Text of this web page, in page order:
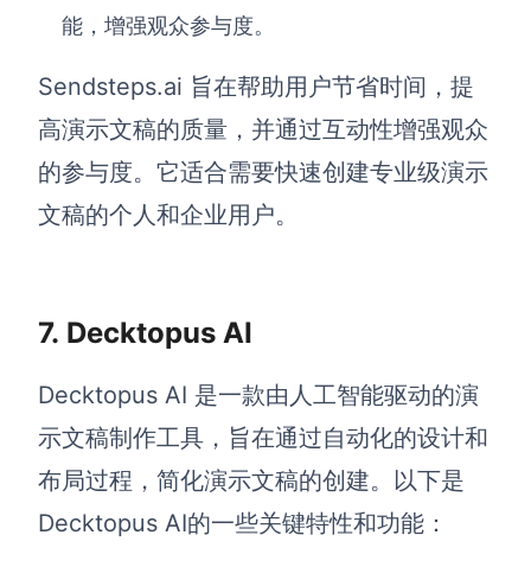
能，增强观众参与度。
Sendsteps.ai 旨在帮助用户节省时间，提
高演示文稿的质量，并通过互动性增强观众
的参与度。它适合需要快速创建专业级演示
文稿的个人和企业用户。
7. Decktopus AI
Decktopus AI 是一款由人工智能驱动的演
示文稿制作工具，旨在通过自动化的设计和
布局过程，简化演示文稿的创建。以下是
Decktopus AI的一些关键特性和功能：